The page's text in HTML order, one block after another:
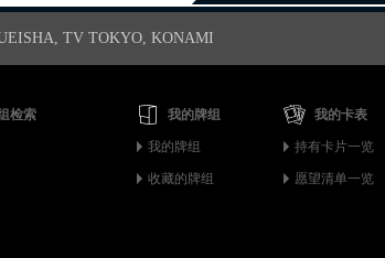
TV TOKYO, KONAMI
检索 我的牌组
我的牌组
收藏的牌组
我的卡表
持有卡片一览
愿望清单一览